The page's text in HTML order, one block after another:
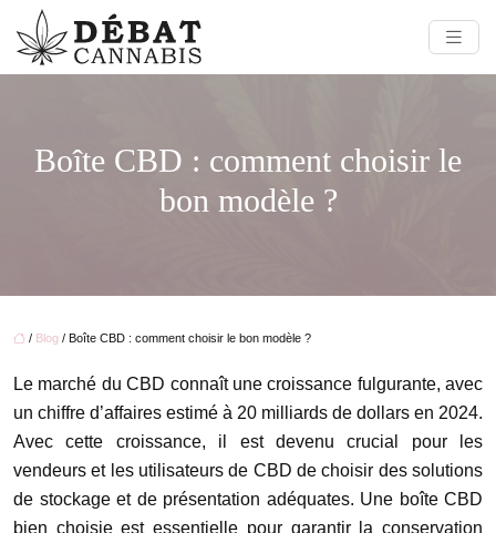
Boîte CBD : comment choisir le
bon modèle ?
/ Blog / Boîte CBD : comment choisir le bon modèle ?
Le marché du CBD connaît une croissance fulgurante, avec
un chiffre d’affaires estimé à 20 milliards de dollars en 2024.
Avec cette croissance, il est devenu crucial pour les
vendeurs et les utilisateurs de CBD de choisir des solutions
de stockage et de présentation adéquates. Une boîte CBD
bien choisie est essentielle pour garantir la conservation